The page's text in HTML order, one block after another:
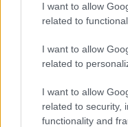
I want to allow
related to
I want to allow
related to
I want to allow
related to security,
functionality and
Íróink üzentek
A Nemzeti Színház
keretében. Erről
videóval.